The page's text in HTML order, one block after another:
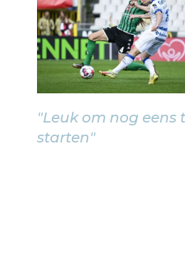
"Leuk om nog eens
starten"